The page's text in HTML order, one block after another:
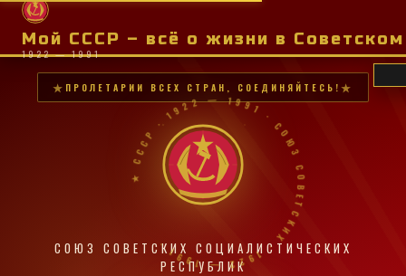
Мой СССР – всё о жизни в
1922 — 1991
ПРОЛЕТАРИИ ВСЕХ СТРАН, СОЕДИНЯЙТЕСЬ!
★ СССР · 1922 — 1991 · СОЮЗ СОВЕТСКИХ · 1922 — 1991 ·
СОЮЗ СОВЕТСКИХ СОЦИАЛИСТИЧЕСКИХ
РЕСПУБЛИК